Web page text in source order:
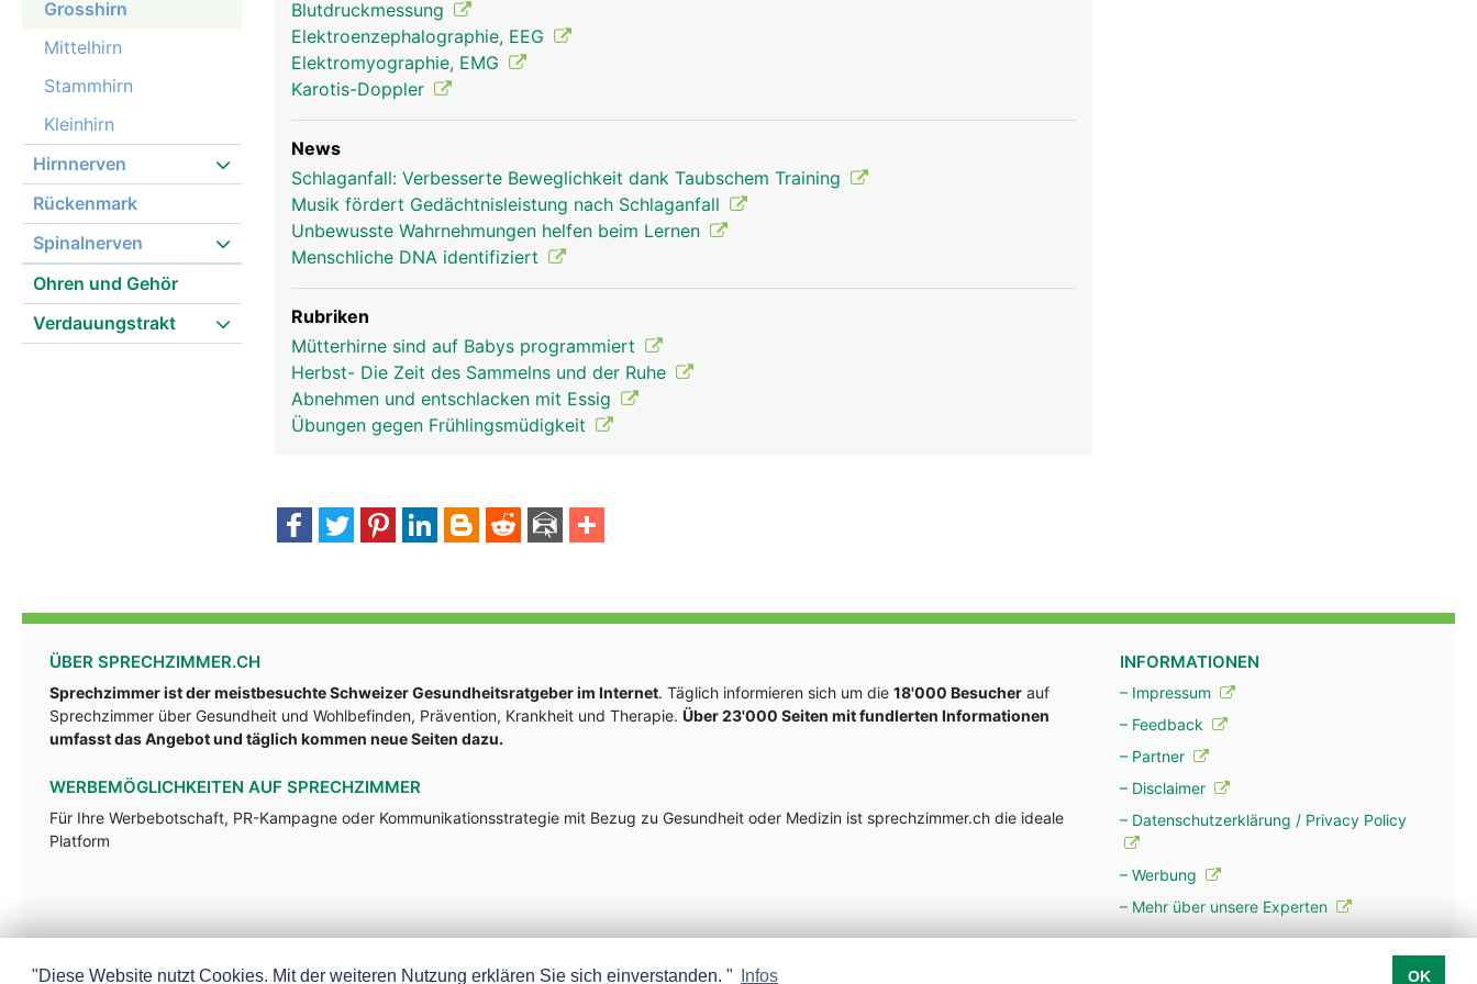
Grosshirn
Mittelhirn
Stammhirn
Kleinhirn
Hirnnerven
Rückenmark
Spinalnerven
Ohren und Gehör
Verdauungstrakt
Grosshirn Frau Grosshirn Mann
Blutdruckmessung
Elektroenzephalographie, EEG
Elektromyographie, EMG
Karotis-Doppler
News
Schlaganfall: Verbesserte Beweglichkeit dank Taubschem Training
Musik fördert Gedächtnisleistung nach Schlaganfall
Unbewusste Wahrnehmungen helfen beim Lernen
Menschliche DNA identifiziert
Rubriken
Mütterhirne sind auf Babys programmiert
Herbst- Die Zeit des Sammelns und der Ruhe
Abnehmen und entschlacken mit Essig
Übungen gegen Frühlingsmüdigkeit
ÜBER SPRECHZIMMER.CH
Sprechzimmer ist der meistbesuchte Schweizer Gesundheitsratgeber im Internet. Täglich informieren sich um die 18'000 Besucher auf
Sprechzimmer über Gesundheit und Wohlbefinden, Prävention, Krankheit und Therapie. Über 23'000 Seiten mit fundlerten Informationen
umfasst das Angebot und täglich kommen neue Seiten dazu.
WERBEMÖGLICHKEITEN AUF SPRECHZIMMER
Für Ihre Werbebotschaft, PR-Kampagne oder Kommunikationsstrategie mit Bezug zu Gesundheit oder Medizin ist sprechzimmer.ch die ideale
Platform
INFORMATIONEN
– Impressum
– Feedback
– Partner
– Disclaimer
– Datenschutzerklärung / Privacy Policy
– Werbung
– Mehr über unsere Experten
"Diese Website nutzt Cookies. Mit der weiteren Nutzung erklären Sie sich einverstanden. " Infos OK